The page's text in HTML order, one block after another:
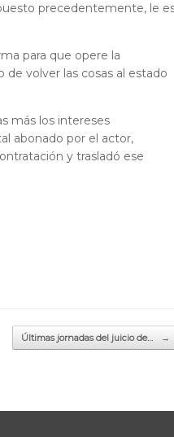
precedentemente, le
para que opere la
volver las cosas al estado
más los intereses
abonado por el actor,
y trasladó ese
Últimas jornadas del juicio de… →